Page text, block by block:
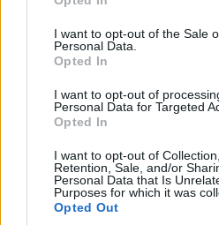
use your data for below specified
consent section.
I want to opt-out of the Sale
Personal Data.
Opted In
I want to opt-out of
Personal Data for Targeted
Opted In
I want to opt-out of
Retention, Sale, and/or
Personal Data that Is
Purposes for which it was
Opted Out
AUTORE
Andrea
Andrea Conforti,
casual e naturale, è
trasforma dati e clip
quando annotò la
Stadio Olimpico
che propugna
critico. Dettaglio
allenatore under15 al